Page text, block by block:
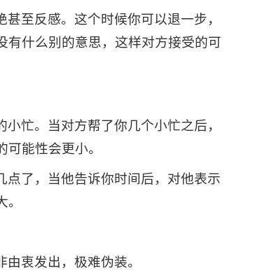
至反感。这个时候你可以退一步，
有什么别的意思，这样对方接受的可
忙。当对方帮了你几个小忙之后，
能性会更小。
了，当他告诉你时间后，对他表示
衷发出，极难伪装。